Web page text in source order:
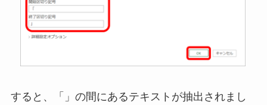
すると、「」の間にあるテキストが抽出されまし